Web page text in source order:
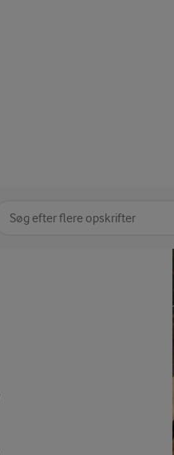
Søg på kategori